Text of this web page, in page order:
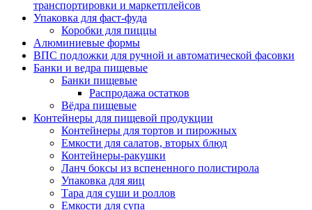
транспортировки и маркетплейсов
Упаковка для фаст-фуда
Коробки для пиццы
Алюминиевые формы
ВПС подложки для ручной и автоматической фасовки
Банки и ведра пищевые
Банки пищевые
Распродажа остатков
Вёдра пищевые
Контейнеры для пищевой продукции
Контейнеры для тортов и пирожных
Емкости для салатов, вторых блюд
Контейнеры-ракушки
Ланч боксы из вспененного полистирола
Упаковка для яиц
Тара для суши и роллов
Емкости для супа